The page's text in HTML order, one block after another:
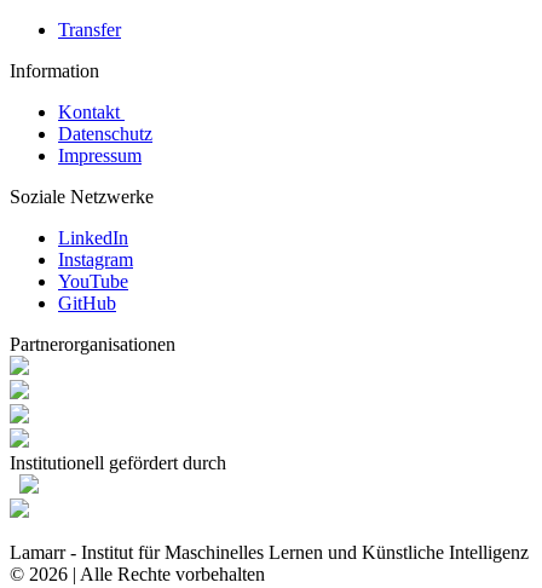
Transfer
Information
Kontakt
Datenschutz
Impressum
Soziale Netzwerke
LinkedIn
Instagram
YouTube
GitHub
Partnerorganisationen
Institutionell gefördert durch
Lamarr - Institut für Maschinelles Lernen und Künstliche Intelligenz
© 2026 | Alle Rechte vorbehalten